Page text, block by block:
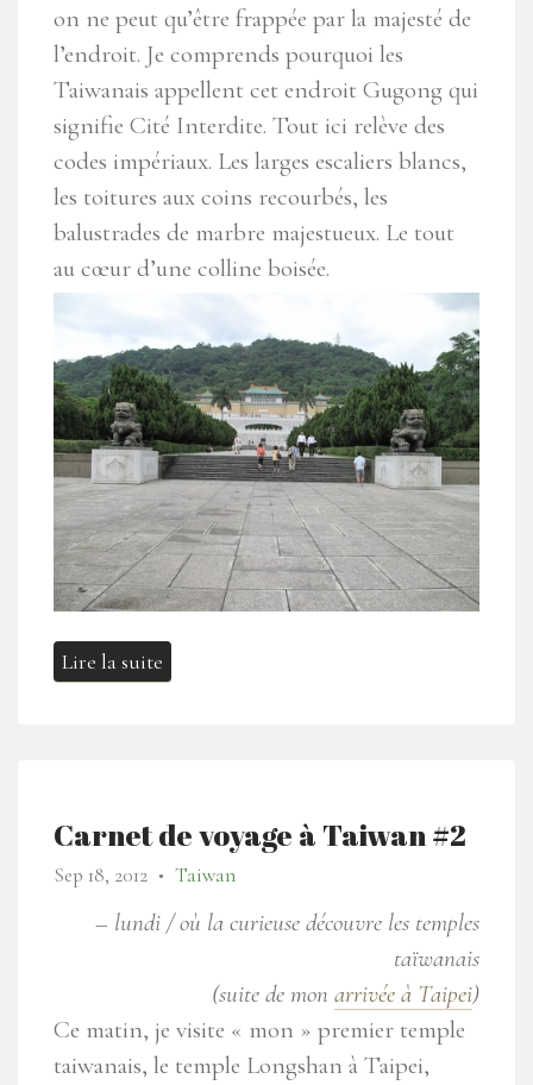
on ne peut qu’être frappée par la majesté de
l’endroit. Je comprends pourquoi les
Taiwanais appellent cet endroit Gugong qui
signifie Cité Interdite. Tout ici relève des
codes impériaux. Les larges escaliers blancs,
les toitures aux coins recourbés, les
balustrades de marbre majestueux. Le tout
au cœur d’une colline boisée.
Lire la suite
Carnet de voyage à Taiwan #2
Sep 18, 2012 ● Taiwan
– lundi / où la curieuse découvre les temples
taïwanais
(suite de mon arrivée à Taipei)
Ce matin, je visite « mon » premier temple
taiwanais, le temple Longshan à Taipei,